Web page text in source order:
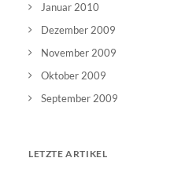
Januar 2010
Dezember 2009
November 2009
Oktober 2009
September 2009
LETZTE ARTIKEL